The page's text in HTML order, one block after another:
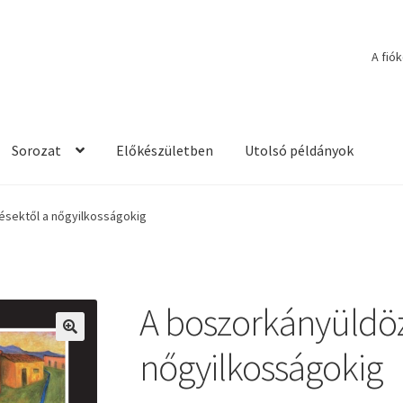
A
Sorozat Előkészületben Utolsó példányok
a nőgyilkosságokig
🔍
A
nőgyilkosságokig